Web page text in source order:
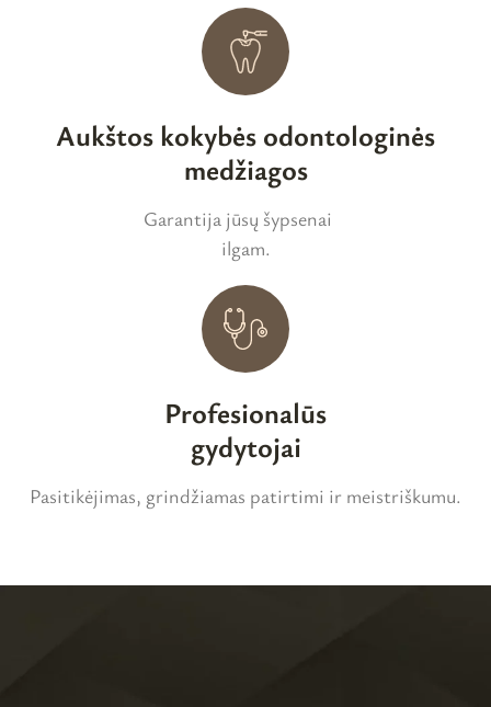
Aukštos kokybės odontologinės
medžiagos
Garantija jūsų šypsenai
ilgam.
Profesionalūs
gydytojai
Pasitikėjimas, grindžiamas patirtimi ir meistriškumu.